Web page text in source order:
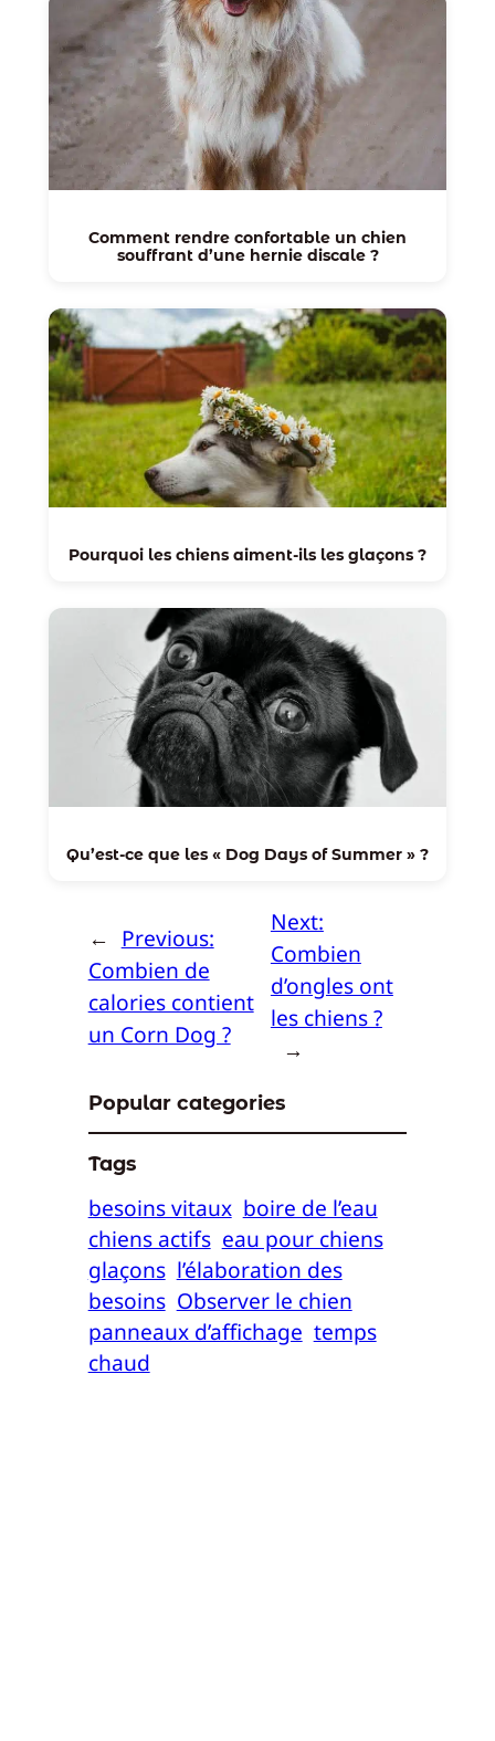
Comment rendre confortable un chien
souffrant d’une hernie discale ?
Pourquoi les chiens aiment-ils les glaçons ?
Qu’est-ce que les « Dog Days of Summer » ?
← Previous:
Combien de
calories contient
un Corn Dog ?
Next:
Combien
d’ongles ont
les chiens ?
→
Popular categories
Tags
besoins vitaux boire de l’eau
chiens actifs eau pour chiens
glaçons l’élaboration des
besoins Observer le chien
panneaux d’affichage temps
chaud